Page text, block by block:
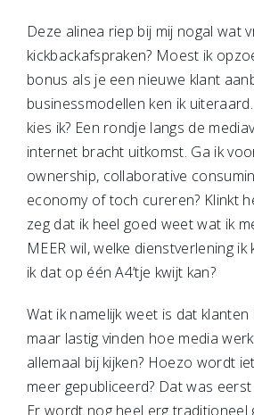
Deze alinea riep bij mij nogal wat
kickbackafspraken? Moest ik
bonus als je een nieuwe klant
businessmodellen ken ik
kies ik? Een rondje langs de
internet bracht uitkomst. Ga ik
ownership, collaborative
economy of toch cureren? Klinkt
zeg dat ik heel goed weet wat ik
MEER wil, welke dienstverlening
ik dat op één A4’tje kwijt kan?
Wat ik namelijk weet is dat
maar lastig vinden hoe media
allemaal bij kijken? Hoezo wordt
meer gepubliceerd? Dat was
Er wordt nog heel erg traditioneel